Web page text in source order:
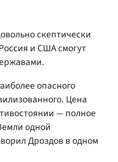
скептически
и США смогут
опасного
Цена
— полное
одной
Дроздов в одном